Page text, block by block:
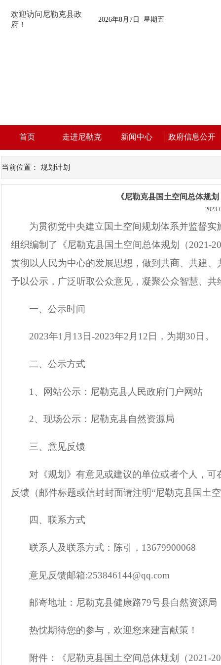
欢迎访问尼勒克县政
府！
2026年8月7日 星期五
首页 走进尼勒克 新闻中心 政府信息公开
当前位置： 规划计划
《尼勒克县国土空间总体规
2023-
为贯彻党中央建立国土空间规划体系并监督
组织编制了《尼勒克县国土空间总体规划（2021-
贯彻以人民为中心的发展思想，做到共商、共建
予以公示，广泛听取公众意见，凝聚公众智慧、
一、公示时间
2023年1月13日-2023年2月12日，为期30日。
二、公示方式
1、网站公示：尼勒克县人民政府门户网站
2、现场公示：尼勒克县自然资源局
三、意见反馈
对《规划》有意见或建议的单位或者个人，
反馈（邮件标题或信封封面请注明“尼勒克县国土
四、联系方式
联系人及联系方式：陈引，13679900068
意见反馈邮箱:253846144@qq.com
邮寄地址：尼勒克县健康路79号县自然资源
热忱期待您的参与，欢迎您来建言献策！
附件：《尼勒克县国土空间总体规划（2021-